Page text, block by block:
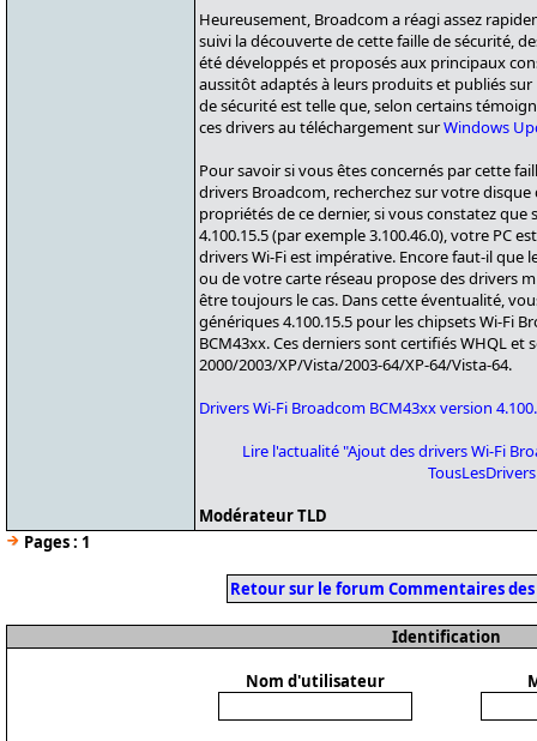
Heureusement, Broadcom a réagi assez
suivi la découverte de cette faille de sécurité,
été développés et proposés aux principaux
aussitôt adaptés à leurs produits et publiés
de sécurité est telle que, selon certains
ces drivers au téléchargement surWindows
Pour savoir si vous êtes concernés par cette
drivers Broadcom, recherchez sur votre disque
propriétés de ce dernier, si vous constatez que
4.100.15.5 (par exemple 3.100.46.0), votre PC
drivers Wi-Fi est impérative. Encore faut-il
ou de votre carte réseau propose des drivers
être toujours le cas. Dans cette éventualité,
génériques 4.100.15.5 pour les chipsets Wi-Fi
BCM43xx. Ces derniers sont certifiés WHQL
2000/2003/XP/Vista/2003-64/XP-64/Vista-64.
Drivers Wi-Fi Broadcom BCM43xx version
Lire l'actualité "Ajout des drivers Wi-Fi
Modérateur TLD
Pages : 1
Retour sur le forum Commentaires
Identification
Nom d'utilisateur